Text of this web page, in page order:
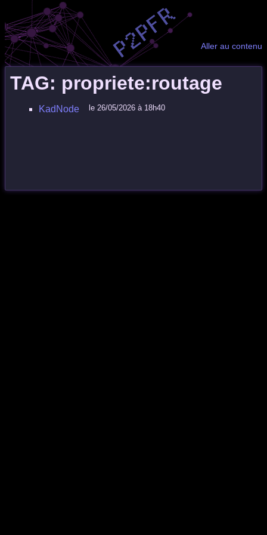
Aller au contenu
TAG: propriete:routage
KadNode le 26/05/2026 à 18h40